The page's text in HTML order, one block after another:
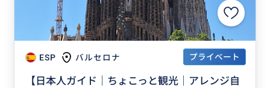
ESP バルセロナ プライベート
【日本人ガイド｜ちょこっと観光｜アレンジ自